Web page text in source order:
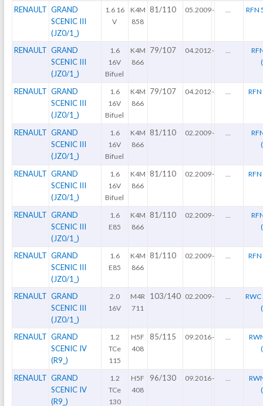
RENAULT GRAND
SCENIC III
(JZ0/1_)
1.6 16
V
K4M
858
81/110 05.2009- RFN
RENAULT GRAND
SCENIC III
(JZ0/1_)
1.6
16V
Bifuel
K4M
866
79/107 04.2012-
RENAULT GRAND
SCENIC III
(JZ0/1_)
1.6
16V
Bifuel
K4M
866
79/107 04.2012-
RENAULT GRAND
SCENIC III
(JZ0/1_)
1.6
16V
Bifuel
K4M
866
81/110 02.2009-
RENAULT GRAND
SCENIC III
(JZ0/1_)
1.6
16V
Bifuel
K4M
866
81/110 02.2009-
RENAULT GRAND
SCENIC III
(JZ0/1_)
1.6
E85
K4M
866
81/110 02.2009-
RENAULT GRAND
SCENIC III
(JZ0/1_)
1.6
E85
K4M
866
81/110 02.2009-
RENAULT GRAND
SCENIC III
(JZ0/1_)
2.0
16V
M4R
711
103/140 02.2009-
RWC
RENAULT GRAND
SCENIC IV
(R9_)
1.2
TCe
115
H5F
408
85/115 09.2016-
RENAULT GRAND
SCENIC IV
(R9_)
1.2
TCe
130
H5F
408
96/130 09.2016-